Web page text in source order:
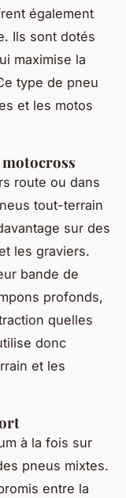
également
Ils sont dotés
maximise la
type de pneu
et les motos
route ou dans
tout-terrain
sur des
les graviers.
bande de
profonds,
quelles
donc
et les
à la fois sur
pneus mixtes.
entre la